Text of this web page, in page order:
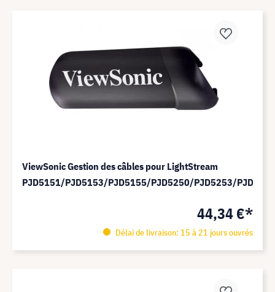
ViewSonic Gestion des câbles pour LightStream
PJD5151/PJD5153/PJD5155/PJD5250/PJD5253/
44,34 €*
Délai de livraison: 15 à 21 jours ouvrés